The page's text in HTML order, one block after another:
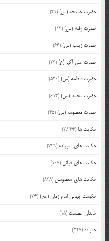
حضرت خدیجه (س)(41)
حضرت رقیه (س)(13)
حضرت زینب (س)(66)
حضرت علی اکبر (ع)(23)
حضرت فاطمه (س)(530)
حضرت محمد (ص)(613)
حضرت معصومه (س)(45)
حکایت ها (2,244)
حکایت های آموزنده (749)
حکایت های قرآنی (107)
حکایت های معصومین (838)
حکومت جهانی امام زمان (عج)(24)
خاندان عصمت (15)
خانواده (227)